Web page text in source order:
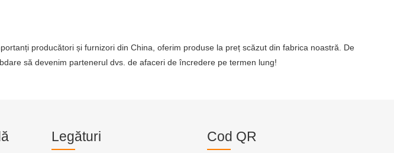
producători și furnizori din China, oferim produse la preț scăzut din fabrica noastră. De
să devenim partenerul dvs. de afaceri de încredere pe termen lung!
Legături Cod QR